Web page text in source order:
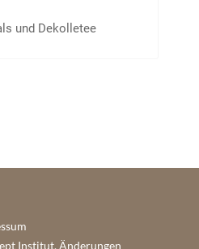
und Dekolletee
Institut, Änderungen